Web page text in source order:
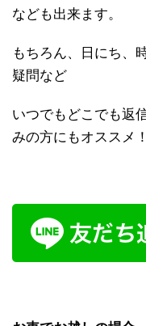
なども出来ます。
もちろん、日にち、
疑問など
いつでもどこでも返
みの方にもオススメ！